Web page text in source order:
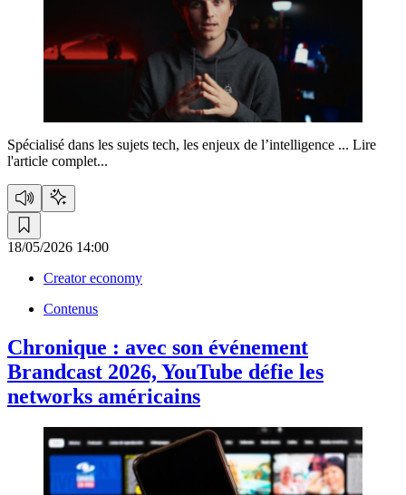
Spécialisé dans les sujets tech, les enjeux de l’intelligence ... Lire
l'article complet...
18/05/2026 14:00
Creator economy
Contenus
Chronique : avec son événement
Brandcast 2026, YouTube défie les
networks américains